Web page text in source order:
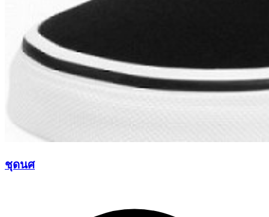
ชุดนศ